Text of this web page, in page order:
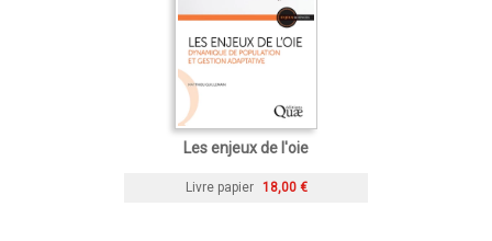
Les enjeux de l'oie
Livre papier 18,00 €